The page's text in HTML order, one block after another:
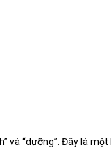
và “dưỡng”. Đây là